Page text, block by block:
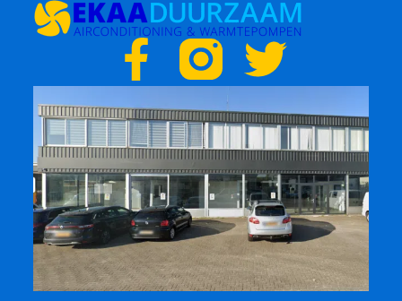
F
a
c
e
b
o
T
w
i
t
t
e